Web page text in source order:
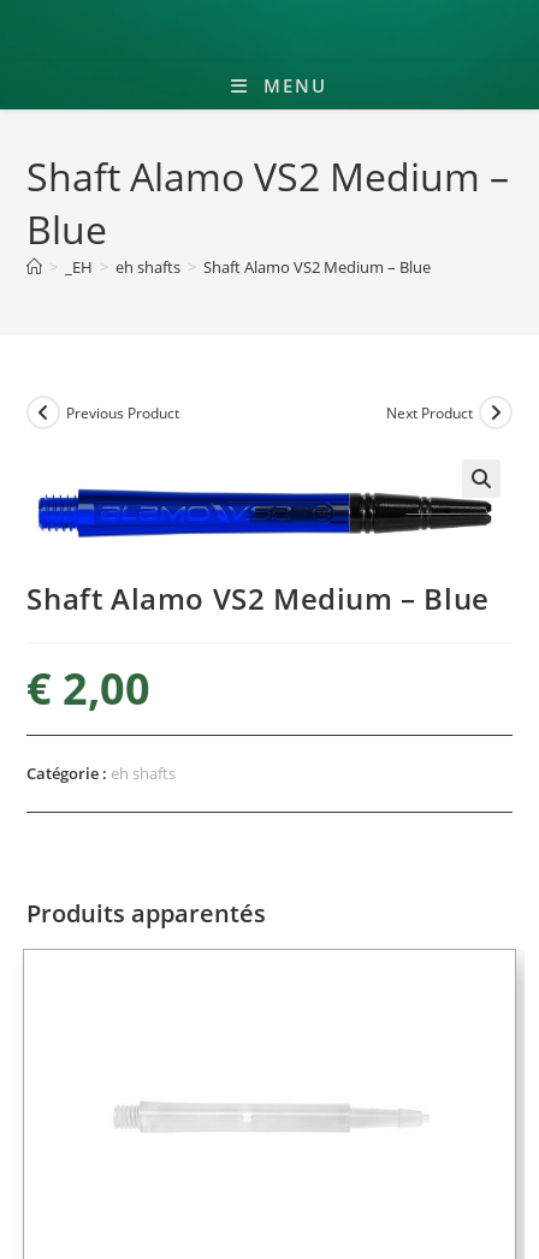
MENU
Shaft Alamo VS2 Medium –
Blue
> _EH > eh shafts > Shaft Alamo VS2 Medium – Blue
Previous Product Next Product
Shaft Alamo VS2 Medium – Blue
€ 2,00
Catégorie : eh shafts
Produits apparentés